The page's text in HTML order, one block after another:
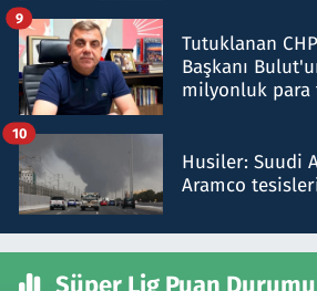
Tutuklanan
Başkanı
milyonluk para
9
Husiler: Suudi
Aramco
10
Süper Lig Puan Durumu